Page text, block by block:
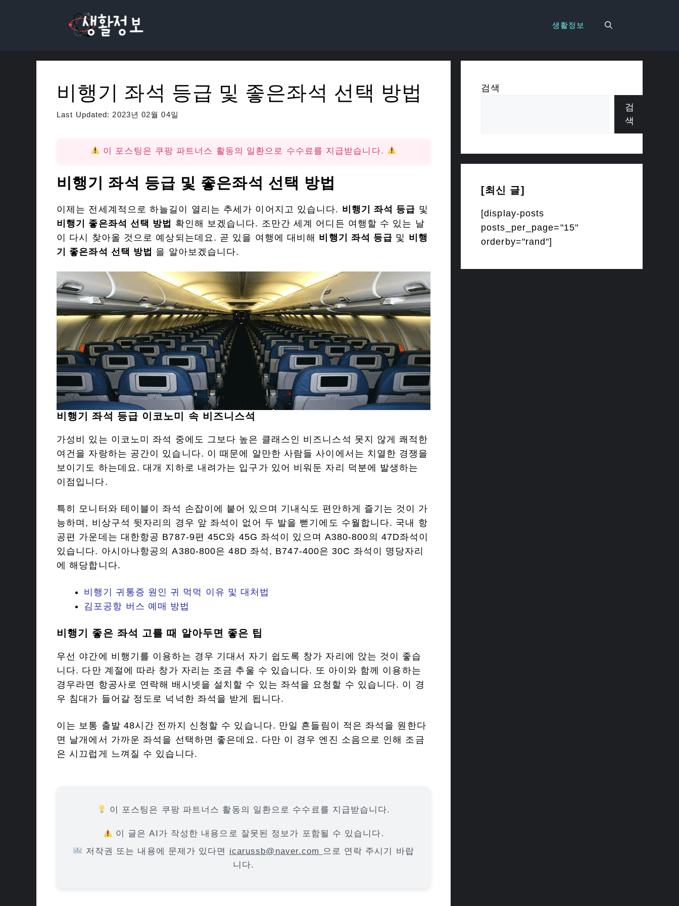
생활정보
비행기 좌석 등급 및 좋은좌석 선택 방법
Last Updated: 2023년 02월 04일
이 포스팅은 쿠팡 파트너스 활동의 일환으로 수수료를 지급받습니다.
비행기 좌석 등급 및 좋은좌석 선택 방법
이제는 전세계적으로 하늘길이 열리는 추세가 이어지고 있습니다. 비행기 좌석 등급 및
비행기 좋은좌석 선택 방법
확인해 보겠습니다. 조만간 세계 어디든 여행할 수 있는 날
이 다시 찾아올 것으로 예상되는데요. 곧 있을 여행에 대비해 비행기 좌석 등급 및 비행
기 좋은좌석 선택 방법 을 알아보겠습니다.
비행기 좌석 등급 이코노미 속 비즈니스석
가성비 있는 이코노미 좌석 중에도 그보다 높은 클래스인 비즈니스석 못지 않게 쾌적한
여건을 자랑하는 공간이 있습니다. 이 때문에 알만한 사람들 사이에서는 치열한 경쟁을
보이기도 하는데요. 대개 지하로 내려가는 입구가 있어 비워둔 자리 덕분에 발생하는
이점입니다.
특히 모니터와 테이블이 좌석 손잡이에 붙어 있으며 기내식도 편안하게 즐기는 것이 가
능하며, 비상구석 뒷자리의 경우 앞 좌석이 없어 두 발을 뻗기에도 수월합니다. 국내 항
공편 가운데는 대한항공 B787-9편 45C와 45G 좌석이 있으며 A380-800의 47D좌석이
있습니다. 아시아나항공의 A380-800은 48D 좌석, B747-400은 30C 좌석이 명당자리
에 해당합니다.
비행기 귀통증 원인 귀 먹먹 이유 및 대처법
김포공항 버스 예매 방법
비행기 좋은 좌석 고를 때 알아두면 좋은 팁
우선 야간에 비행기를 이용하는 경우 기대서 자기 쉽도록 창가 자리에 앉는 것이 좋습
니다. 다만 계절에 따라 창가 자리는 조금 추울 수 있습니다. 또 아이와 함께 이용하는
경우라면 항공사로 연락해 배시넷을 설치할 수 있는 좌석을 요청할 수 있습니다. 이 경
우 침대가 들어갈 정도로 넉넉한 좌석을 받게 됩니다.
이는 보통 출발 48시간 전까지 신청할 수 있습니다. 만일 흔들림이 적은 좌석을 원한다
면 날개에서 가까운 좌석을 선택하면 좋은데요. 다만 이 경우 엔진 소음으로 인해 조금
은 시끄럽게 느껴질 수 있습니다.
이 포스팅은 쿠팡 파트너스 활동의 일환으로 수수료를 지급받습니다.
이 글은 AI가 작성한 내용으로 잘못된 정보가 포함될 수 있습니다.
저작권 또는 내용에 문제가 있다면 icarussb@naver.com 으로 연락 주시기 바랍
니다.
검색
검
색
[최신 글]
[display-posts
posts_per_page="15"
orderby="rand"]